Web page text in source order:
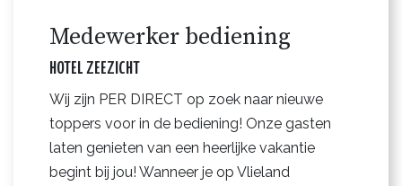
Medewerker bediening
HOTEL ZEEZICHT
Wij zijn PER DIRECT op zoek naar nieuwe
toppers voor in de bediening! Onze gasten
laten genieten van een heerlijke vakantie
begint bij jou! Wanneer je op Vlieland